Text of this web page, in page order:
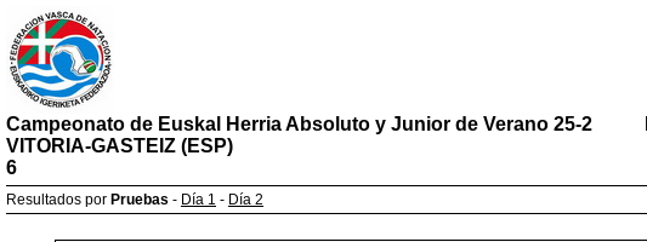
Campeonato de Euskal Herria Absoluto y Junior de Verano 25-2
VITORIA-GASTEIZ (ESP)
6
Resultados por Pruebas - Día 1 - Día 2